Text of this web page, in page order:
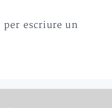
per escriure un